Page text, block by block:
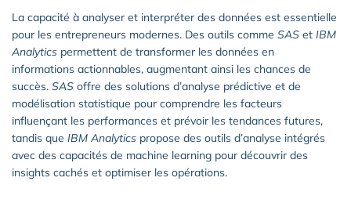
La capacité à analyser et interpréter des données est essentielle
pour les entrepreneurs modernes. Des outils comme SAS et IBM
Analytics permettent de transformer les données en
informations actionnables, augmentant ainsi les chances de
succès. SAS offre des solutions d’analyse prédictive et de
modélisation statistique pour comprendre les facteurs
influençant les performances et prévoir les tendances futures,
tandis que IBM Analytics propose des outils d’analyse intégrés
avec des capacités de machine learning pour découvrir des
insights cachés et optimiser les opérations.